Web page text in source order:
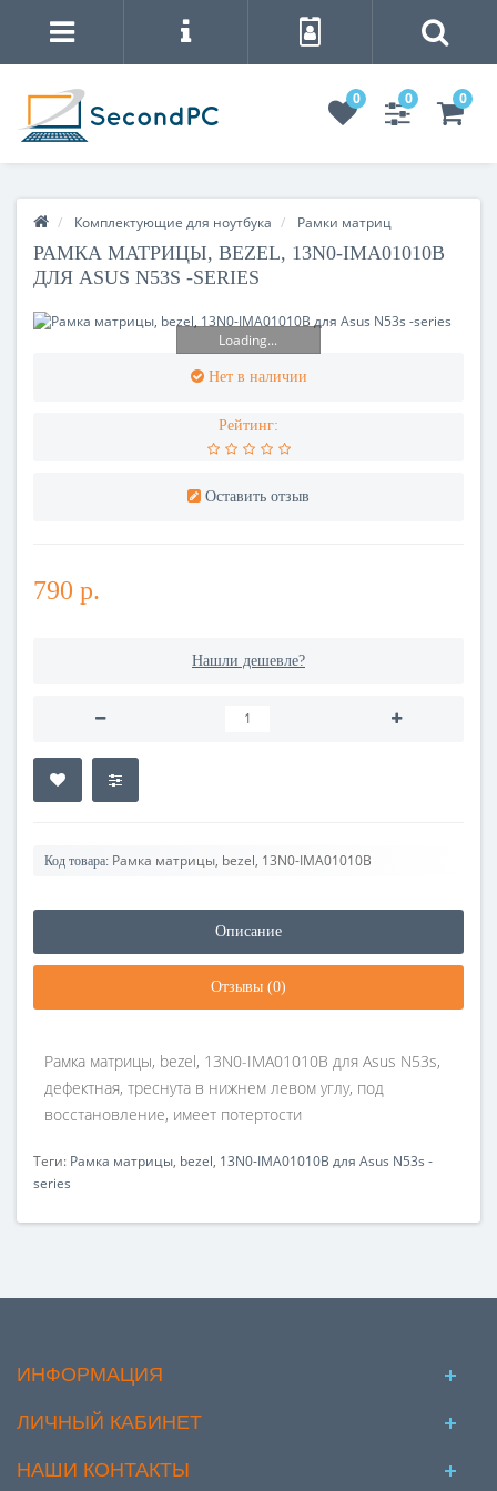
0 0 0
Комплектующие для ноутбука Рамки матриц
РАМКА МАТРИЦЫ, BEZEL, 13N0-IMA01010B
ДЛЯ ASUS N53S -SERIES
Loading...
Нет в наличии
Рейтинг:
Оставить отзыв
790 р.
Нашли дешевле?
Код товара: Рамка матрицы, bezel, 13N0-IMA01010B
Описание
Отзывы (0)
Рамка матрицы, bezel, 13N0-IMA01010B для Asus N53s,
дефектная, треснута в нижнем левом углу, под
восстановление, имеет потертости
Теги: Рамка матрицы, bezel, 13N0-IMA01010B для Asus N53s -
series
ИНФОРМАЦИЯ
ЛИЧНЫЙ КАБИНЕТ
НАШИ КОНТАКТЫ